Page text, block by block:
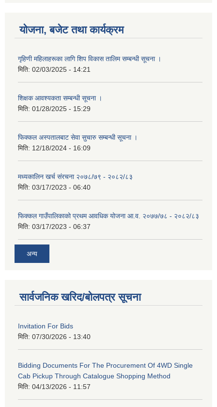
योजना, बजेट तथा कार्यक्रम
गृहिणी महिलाहरूका लागि शिप विकास तालिम सम्बन्धी सूचना ‌।
मिति: 02/03/2025 - 14:21
शिक्षक आवश्यकता सम्बन्धी सूचना ।
मिति: 01/28/2025 - 15:29
फिक्कल अस्पतालबाट सेवा सुचारु सम्बन्धी सूचना ।
मिति: 12/18/2024 - 16:09
मध्यकालिन खर्च संरचना २०७८/७९ - २०८२/८३
मिति: 03/17/2023 - 06:40
फिक्कल गाउँपालिकाको प्रथम आवधिक योजना आ.व. २०७७/७८ - २०८२/८३
मिति: 03/17/2023 - 06:37
अन्य
सार्वजनिक खरिद/बोलपत्र सूचना
Invitation For Bids
मिति: 07/30/2026 - 13:40
Bidding Documents For The Procurement Of 4WD Single
Cab Pickup Through Catalogue Shopping Method
मिति: 04/13/2026 - 11:57